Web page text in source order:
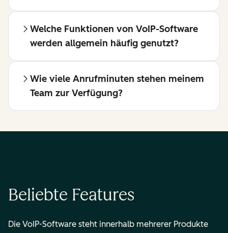
Welche Funktionen von VoIP-Software
werden allgemein häufig genutzt?
Wie viele Anrufminuten stehen meinem
Team zur Verfügung?
Beliebte Features
Die VoIP-Software steht innerhalb mehrerer Produkte